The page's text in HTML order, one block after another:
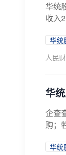
华统
收入
华统
人民
华
企查
购；
华统